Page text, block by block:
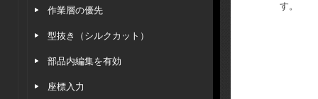
作業層の優先
型抜き（シルクカット）
部品内編集を有効
座標入力
す。